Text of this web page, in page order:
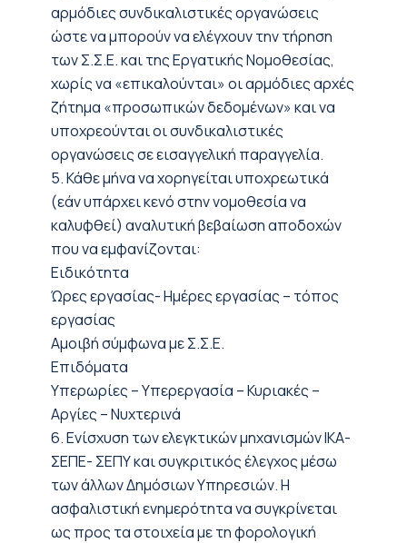
αρμόδιες συνδικαλιστικές οργανώσεις
ώστε να μπορούν να ελέγχουν την τήρηση
των Σ.Σ.Ε. και της Εργατικής Νομοθεσίας,
χωρίς να «επικαλούνται» οι αρμόδιες αρχές
ζήτημα «προσωπικών δεδομένων» και να
υποχρεούνται οι συνδικαλιστικές
οργανώσεις σε εισαγγελική παραγγελία.
5. Κάθε μήνα να χορηγείται υποχρεωτικά
(εάν υπάρχει κενό στην νομοθεσία να
καλυφθεί) αναλυτική βεβαίωση αποδοχών
που να εμφανίζονται:
Ειδικότητα
Ώρες εργασίας- Ημέρες εργασίας – τόπος
εργασίας
Αμοιβή σύμφωνα με Σ.Σ.Ε.
Επιδόματα
Υπερωρίες – Υπερεργασία – Κυριακές –
Αργίες – Νυχτερινά
6. Ενίσχυση των ελεγκτικών μηχανισμών ΙΚΑ-
ΣΕΠΕ- ΣΕΠΥ και συγκριτικός έλεγχος μέσω
των άλλων Δημόσιων Υπηρεσιών. Η
ασφαλιστική ενημερότητα να συγκρίνεται
ως προς τα στοιχεία με τη φορολογική